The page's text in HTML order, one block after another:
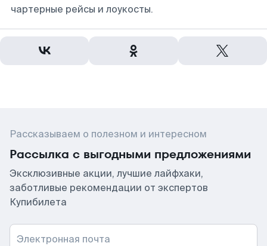
чартерные рейсы и лоукосты.
Рассказываем о полезном и интересном
Рассылка с выгодными предложениями
Эксклюзивные акции, лучшие лайфхаки,
заботливые рекомендации от экспертов
Купибилета
Электронная почта